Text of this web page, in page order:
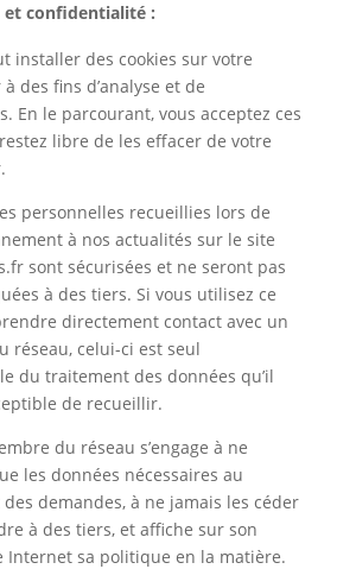
et confidentialité :
installer des cookies sur votre
des fins d’analyse et de
En le parcourant, vous acceptez ces
libre de les effacer de votre
personnelles recueillies lors de
à nos actualités sur le site
sont sécurisées et ne seront pas
à des tiers. Si vous utilisez ce
directement contact avec un
réseau, celui-ci est seul
du traitement des données qu’il
de recueillir.
du réseau s’engage à ne
les données nécessaires au
demandes, à ne jamais les céder
à des tiers, et affiche sur son
Internet sa politique en la matière.